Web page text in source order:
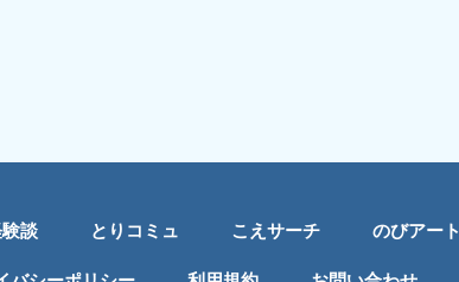
談 とりコミュ こえサーチ のびアート